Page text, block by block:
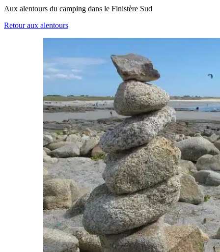
Aux alentours du camping dans le Finistère Sud
Retour aux alentours